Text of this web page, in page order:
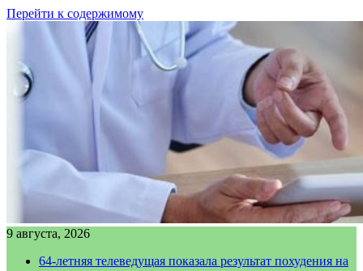
Перейти к содержимому
9 августа, 2026
64-летняя телеведущая показала результат похудения на